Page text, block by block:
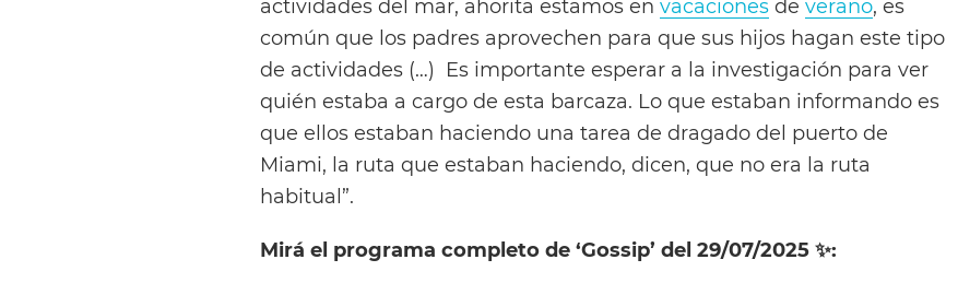
actividades del mar, ahorita estamos en vacaciones de verano, es
común que los padres aprovechen para que sus hijos hagan este tipo
de actividades (…) Es importante esperar a la investigación para ver
quién estaba a cargo de esta barcaza. Lo que estaban informando es
que ellos estaban haciendo una tarea de dragado del puerto de
Miami, la ruta que estaban haciendo, dicen, que no era la ruta
habitual”.
Mirá el programa completo de ‘Gossip’ del 29/07/2025 ✨: